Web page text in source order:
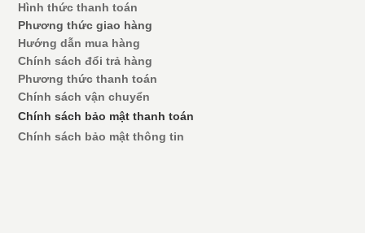
Hình thức thanh toán
Phương thức giao hàng
Hướng dẫn mua hàng
Chính sách đổi trả hàng
Phương thức thanh toán
Chính sách vận chuyển
Chính sách bảo mật thanh toán
Chính sách bảo mật thông tin